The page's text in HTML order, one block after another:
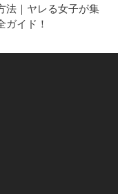
法｜ヤレる女子が集
ガイド！